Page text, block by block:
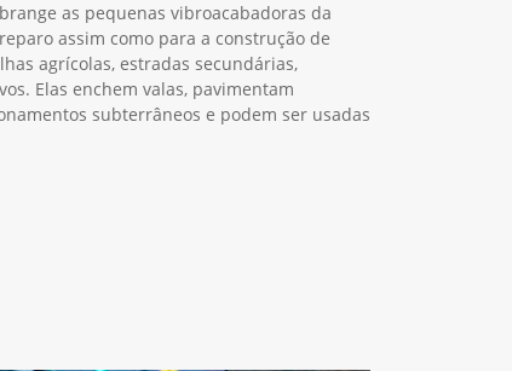
as pequenas vibroacabadoras da
assim como para a construção de
agrícolas, estradas secundárias,
Elas enchem valas, pavimentam
subterrâneos e podem ser usadas